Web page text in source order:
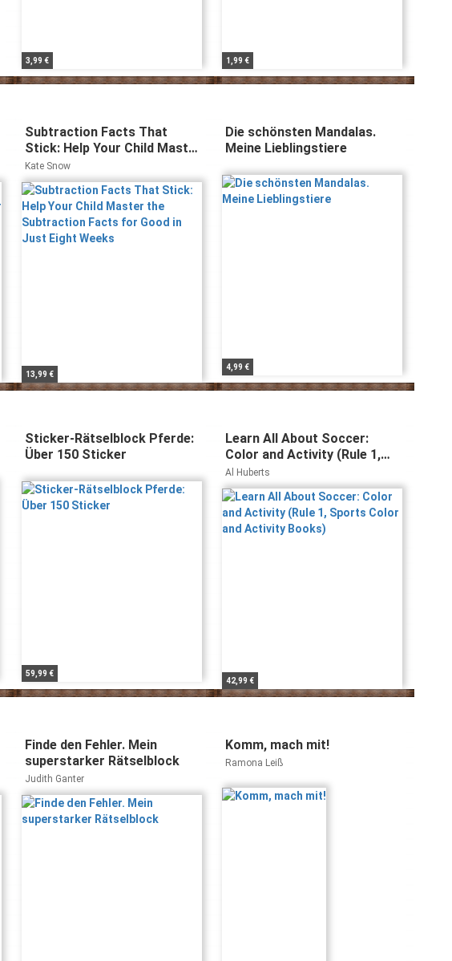
3,99 € 1,99 €
Subtraction Facts That
Stick: Help Your Child Master
the Subtraction Facts for
Good in Just Eight Weeks
Kate Snow
13,99 €
Die schönsten Mandalas.
Meine Lieblingstiere
4,99 €
Sticker-Rätselblock Pferde:
Über 150 Sticker
59,99 €
Learn All About Soccer:
Color and Activity (Rule 1,
Sports Color and Activity
Books)
Al Huberts
42,99 €
Finde den Fehler. Mein
superstarker Rätselblock
Judith Ganter
Komm, mach mit!
Ramona Leiß